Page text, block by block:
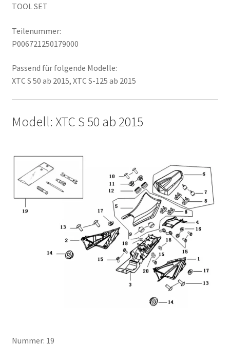
TOOL SET
Teilenummer:
P006721250179000
Passend für folgende Modelle:
XTC S 50 ab 2015, XTC S-125 ab 2015
Modell: XTC S 50 ab 2015
Nummer: 19